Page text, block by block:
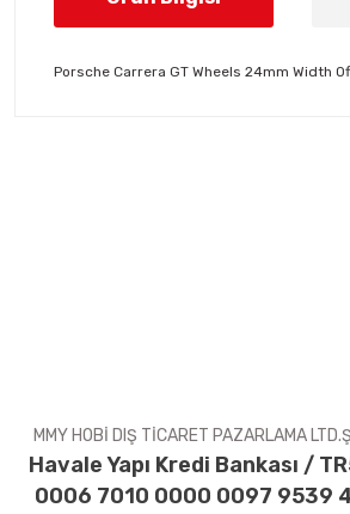
Porsche Carrera GT Wheels 24mm Width
MMY HOBİ DIŞ TİCARET PAZARLAMA
Havale Yapı Kredi Bankası /
0006 7010 0000 0097 9539